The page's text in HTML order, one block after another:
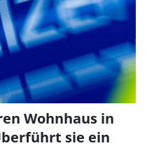
Wohnhaus in
sie ein